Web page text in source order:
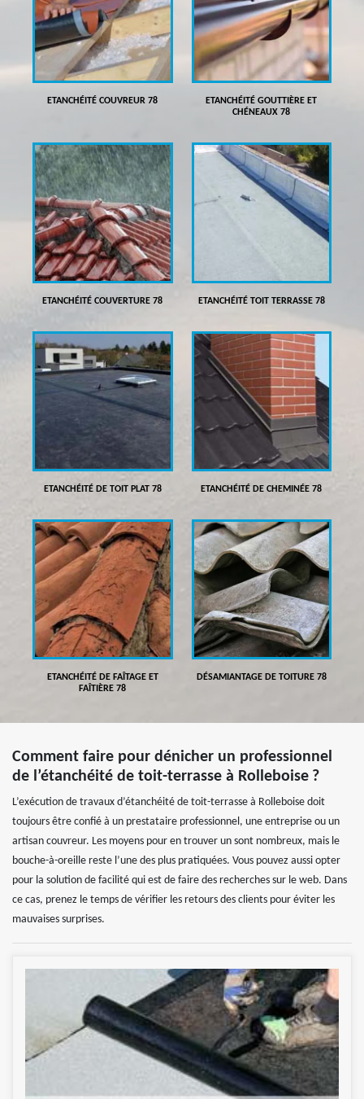
ETANCHÉITÉ COUVREUR 78
ETANCHÉITÉ GOUTTIÈRE ET
CHÉNEAUX 78
ETANCHÉITÉ COUVERTURE 78 ETANCHÉITÉ TOIT TERRASSE 78
ETANCHÉITÉ DE TOIT PLAT 78 ETANCHÉITÉ DE CHEMINÉE 78
ETANCHÉITÉ DE FAÎTAGE ET
FAÎTIÈRE 78
DÉSAMIANTAGE DE TOITURE 78
Comment faire pour dénicher un professionnel
de l’étanchéité de toit-terrasse à Rolleboise ?
L’exécution de travaux d’étanchéité de toit-terrasse à Rolleboise doit
toujours être confié à un prestataire professionnel, une entreprise ou un
artisan couvreur. Les moyens pour en trouver un sont nombreux, mais le
bouche-à-oreille reste l’une des plus pratiquées. Vous pouvez aussi opter
pour la solution de facilité qui est de faire des recherches sur le web. Dans
ce cas, prenez le temps de vérifier les retours des clients pour éviter les
mauvaises surprises.